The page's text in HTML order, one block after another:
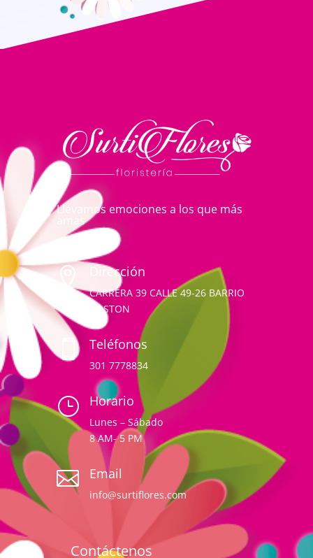
Llevamos emociones a los que más
amas
 Dirección
CARRERA 39 CALLE 49-26 BARRIO
BOSTON
 Teléfonos
301 7778834
} Horario
Lunes – Sábado
8 AM- 5 PM
 Email
info@surtiflores.com
Contáctenos